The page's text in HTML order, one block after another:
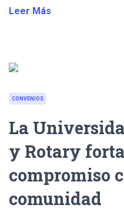
Leer Más
CONVENIOS
La
y Rotary
compromiso
comunidad